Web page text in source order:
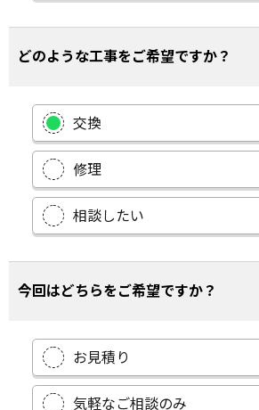
どのような工事をご希望ですか？
交換
修理
相談したい
今回はどちらをご希望ですか？
お見積り
気軽なご相談のみ